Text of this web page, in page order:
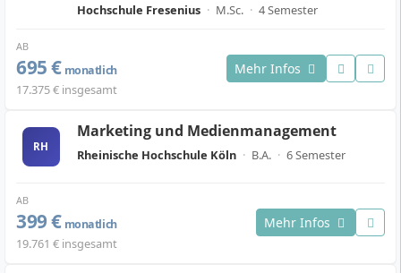
Hochschule Fresenius · M.Sc. · 4 Semester
AB
695 € monatlich
17.375 € insgesamt
Mehr Infos
RH
Marketing und Medienmanagement
Rheinische Hochschule Köln · B.A. · 6 Semester
AB
399 € monatlich
19.761 € insgesamt
Mehr Infos